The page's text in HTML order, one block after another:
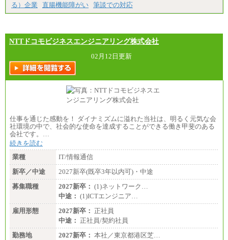
る）企業
直腸機能障がい 筆談での対応
NTTドコモビジネスエンジニアリング株式会社
02月12日更新
仕事を通じた感動を！ ダイナミズムに溢れた当社は、明るく元気な会
社環境の中で、社会的な使命を達成することができる働き甲斐のある
会社です。…
続きを読む
業種
IT/情報通信
新卒／中途
2027新卒(既卒3年以内可)・中途
募集職種
2027新卒： (1)ネットワーク…
中途： (1)ICTエンジニア…
雇用形態
2027新卒： 正社員
中途： 正社員/契約社員
勤務地
2027新卒： 本社／東京都港区芝…